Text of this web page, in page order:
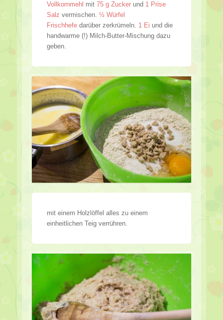
Vollkornmehl mit 75 g Zucker und 1 Prise
Salz vermischen. ½ Würfel
Frischhefe darüber zerkrümeln. 1 Ei und die
handwarme (!) Milch-Butter-Mischung dazu
geben.
mit einem Holzlöffel alles zu einem
einheitlichen Teig verrühren.